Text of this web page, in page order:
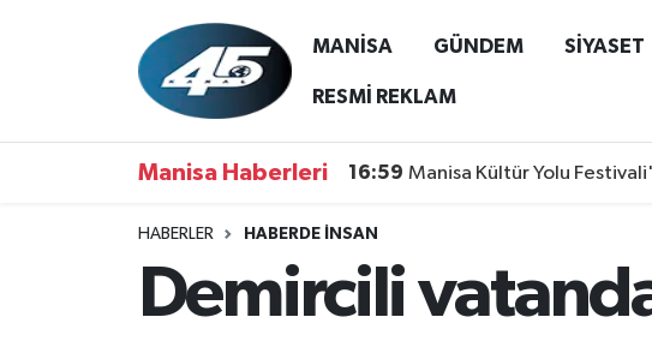
MANİSA GÜNDEM SİYASET
RESMİ REKLAM
Manisa Haberleri 16:59 Manisa Kültür Yolu
HABERLER HABERDE İNSAN
Demircili
MANİSA
Hava Durumu
Tüm Manşetler